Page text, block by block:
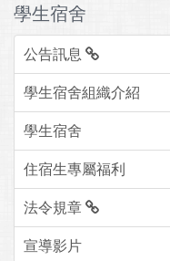
學生宿舍
公告訊息
學生宿舍組織介紹
學生宿舍
住宿生專屬福利
法令規章
宣導影片